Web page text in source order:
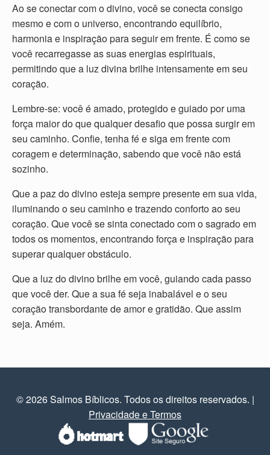
Ao se conectar com o divino, você se conecta consigo
mesmo e com o universo, encontrando equilíbrio,
harmonia e inspiração para seguir em frente. É como se
você recarregasse as suas energias espirituais,
permitindo que a luz divina brilhe intensamente em seu
coração.
Lembre-se: você é amado, protegido e guiado por uma
força maior do que qualquer desafio que possa surgir em
seu caminho. Confie, tenha fé e siga em frente com
coragem e determinação, sabendo que você não está
sozinho.
Que a paz do divino esteja sempre presente em sua vida,
iluminando o seu caminho e trazendo conforto ao seu
coração. Que você se sinta conectado com o sagrado em
todos os momentos, encontrando força e inspiração para
superar qualquer obstáculo.
Que a luz do divino brilhe em você, guiando cada passo
que você der. Que a sua fé seja inabalável e o seu
coração transbordante de amor e gratidão. Que assim
seja. Amém.
© 2026 Salmos Bíblicos. Todos os direitos reservados. |
Privacidade e Termos